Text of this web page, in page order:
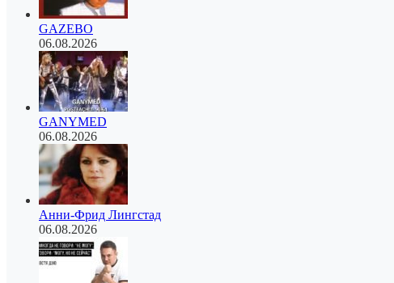
GAZEBO
06.08.2026
GANYMED
06.08.2026
Анни-Фрид Лингстад
06.08.2026